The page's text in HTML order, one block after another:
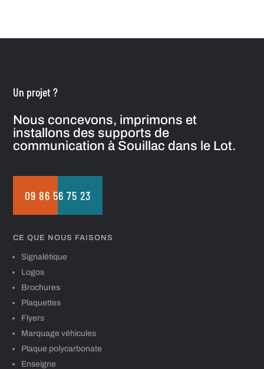
Un projet ?
Nous concevons, imprimons et
installons des supports de
communication à Souillac dans le Lot.
09 86 56 75 23
CE QUE NOUS FAISONS
Signalétique
Logos
Brochures
Plaquettes
Flyers
Marquage véhicules
Plaque polycarbonate
Enseigne